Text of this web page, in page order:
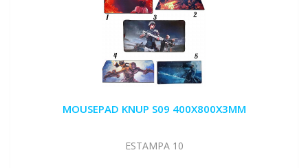
MOUSEPAD KNUP S09 400X800X3MM
ESTAMPA 10